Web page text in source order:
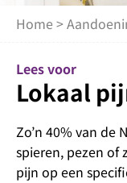
Home >
Lees voor
Lokaal
Zo’n 40% van
spieren, pezen of
pijn op een